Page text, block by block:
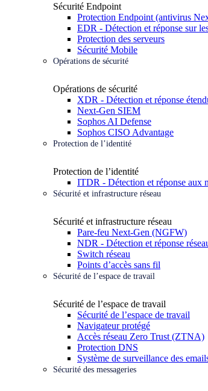
Sécurité Endpoint
Protection Endpoint (antivirus
EDR - Détection et réponse sur
Protection des serveurs
Sécurité Mobile
Opérations de sécurité
Opérations de sécurité
XDR - Détection et réponse
Next-Gen SIEM
Sophos AI Defense
Sophos CISO Advantage
Protection de l’identité
Protection de l’identité
ITDR - Détection et réponse aux
Sécurité et infrastructure réseau
Sécurité et infrastructure réseau
Pare-feu Next-Gen (NGFW)
NDR - Détection et réponse
Switch réseau
Points d’accès sans fil
Sécurité de l’espace de travail
Sécurité de l’espace de travail
Sécurité de l’espace de travail
Navigateur protégé
Accès réseau Zero Trust (ZTNA)
Protection DNS
Système de surveillance des
Sécurité des messageries